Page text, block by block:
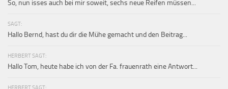
So, nun isses auch bei mir soweit, sechs neue Reifen müssen...
SAGT:
Hallo Bernd, hast du dir die Mühe gemacht und den Beitrag...
HERBERT SAGT:
Hallo Tom, heute habe ich von der Fa. frauenrath eine Antwort...
HERBERT SAGT: